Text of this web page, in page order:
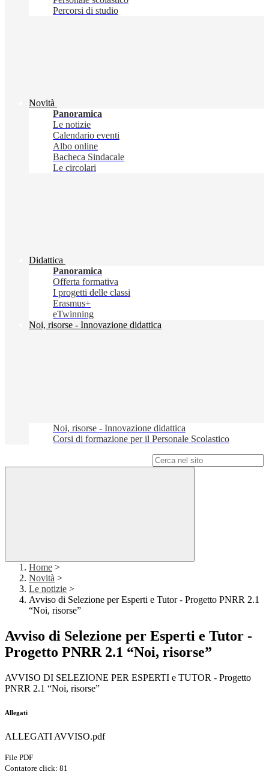
Percorsi di studio
Novità
Panoramica
Le notizie
Calendario eventi
Albo online
Bacheca Sindacale
Le circolari
Didattica
Panoramica
Offerta formativa
I progetti delle classi
Erasmus+
eTwinning
Noi, risorse - Innovazione didattica
Noi, risorse - Innovazione didattica
Corsi di formazione per il Personale Scolastico
Home >
Novità >
Le notizie >
Avviso di Selezione per Esperti e Tutor - Progetto PNRR 2.1
“Noi, risorse”
Avviso di Selezione per Esperti e Tutor -
Progetto PNRR 2.1 “Noi, risorse”
AVVISO DI SELEZIONE PER ESPERTI e TUTOR - Progetto
PNRR 2.1 “Noi, risorse”
Allegati
ALLEGATI AVVISO.pdf
File PDF
Contatore click: 81